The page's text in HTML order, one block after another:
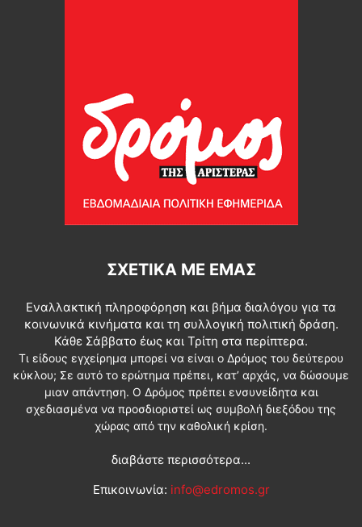
ΣΧΕΤΙΚΆ ΜΕ ΕΜΆΣ
Εναλλακτική πληροφόρηση και βήμα διαλόγου για τα
κοινωνικά κινήματα και τη συλλογική πολιτική δράση.
Κάθε Σάββατο έως και Τρίτη στα περίπτερα.
Τι είδους εγχείρημα μπορεί να είναι ο Δρόμος του δεύτερου
κύκλου; Σε αυτό το ερώτημα πρέπει, κατ’ αρχάς, να δώσουμε
μιαν απάντηση. Ο Δρόμος πρέπει ενσυνείδητα και
σχεδιασμένα να προσδιοριστεί ως συμβολή διεξόδου της
χώρας από την καθολική κρίση.
διαβάστε περισσότερα...
Επικοινωνία: info@edromos.gr